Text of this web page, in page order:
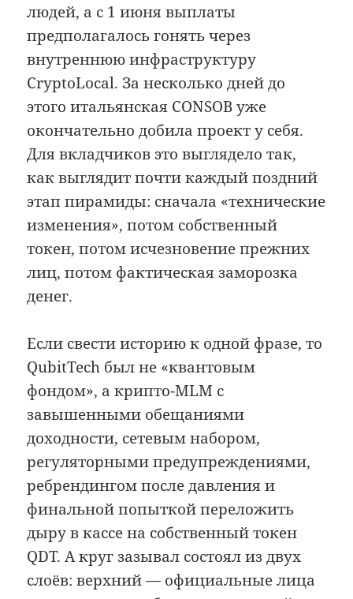
людей, а с 1 июня выплаты
предполагалось гонять через
внутреннюю инфраструктуру
CryptoLocal. За несколько дней до
этого итальянская CONSOB уже
окончательно добила проект у себя.
Для вкладчиков это выглядело так,
как выглядит почти каждый поздний
этап пирамиды: сначала «технические
изменения», потом собственный
токен, потом исчезновение прежних
лиц, потом фактическая заморозка
денег.
Если свести историю к одной фразе, то
QubitTech был не «квантовым
фондом», а крипто-MLM с
завышенными обещаниями
доходности, сетевым набором,
регуляторными предупреждениями,
ребрендингом после давления и
финальной попыткой переложить
дыру в кассе на собственный токен
QDT. А круг зазывал состоял из двух
слоёв: верхний — официальные лица